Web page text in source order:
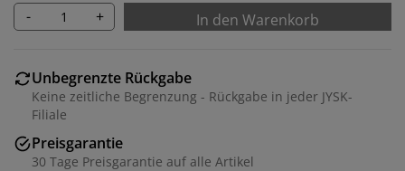
- + In den Warenkorb
Unbegrenzte Rückgabe
Keine zeitliche Begrenzung - Rückgabe in jeder JYSK-
Filiale
Preisgarantie
30 Tage Preisgarantie auf alle Artikel